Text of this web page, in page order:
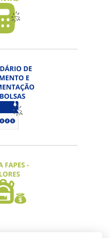
17/2026 - PRÊMIO
"Projetos" e
até 06/08/2026 |
até 15/09/2026
18/2026 -
STARTUPS
até 11/08/2026